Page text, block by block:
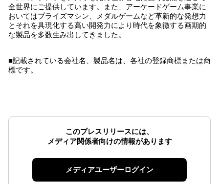
全世界にご提供しています。また、アーケードゲーム事業に
おいてはプライズマシン、メダルゲームなど革新的な発想力
とそれを具現化する高い開発力により時代を象徴する画期的
な製品を多数生み出してきました。
■記載されている会社名、製品名は、各社の登録商標または商
標です。
このプレスリリースには、
メディア関係者向けの情報があります
メディアユーザーログイン